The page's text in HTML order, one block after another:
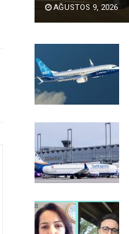
AĞUSTOS 9, 2026